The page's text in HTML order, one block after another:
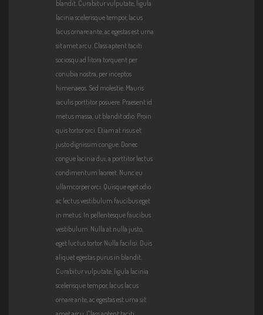
blandit. Curabitur vulputate, ligula
lacinia scelerisque tempor, lacus
lacus ornare ante, ac egestas est urna
sit amet arcu. Class aptent taciti
sociosqu ad litora torquent per
conubia nostra, per inceptos
himenaeos. Sed molestie. Mauris
iaculis porttitor posuere. Praesent id
metus massa, ut blandit odio. Proin
quis tortor orci. Etiam at risus et
justo dignissim congue. Donec
congue lacinia dui, a porttitor lectus
condimentum laoreet. Nunc eu
ullamcorper orci. Quisque eget odio
ac lectus vestibulum faucibus eget
in metus. In pellentesque faucibus
vestibulum. Nulla at nulla justo,
eget luctus tortor. Nulla facilisi. Duis
aliquet egestas purus in blandit.
Curabitur vulputate, ligula lacinia
scelerisque tempor, lacus lacus
ornare ante, ac egestas est urna sit